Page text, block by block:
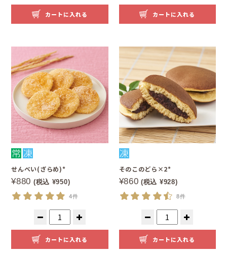
カートに入れる カートに入れる
せんべい(ざらめ)*
¥880 (税込 ¥950)
4件
カートに入れる
そのこのどら×2*
¥860 (税込 ¥928)
8件
カートに入れる